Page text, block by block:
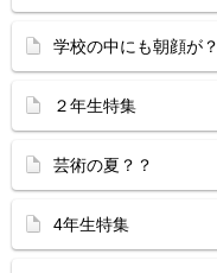
学校の中にも朝顔が？
２年生特集
芸術の夏？？
4年生特集